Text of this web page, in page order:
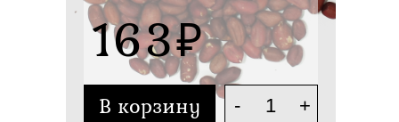
163
В корзину - +